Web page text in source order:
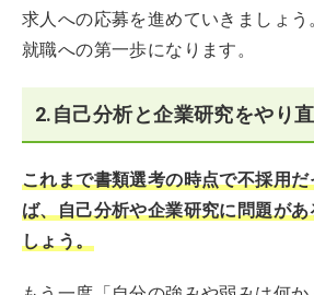
求人への応募を進めていきましょう
就職への第一歩になります。
2.自己分析と企業研究をやり
これまで書類選考の時点で不採用
ば、自己分析や企業研究に問題が
しょう。